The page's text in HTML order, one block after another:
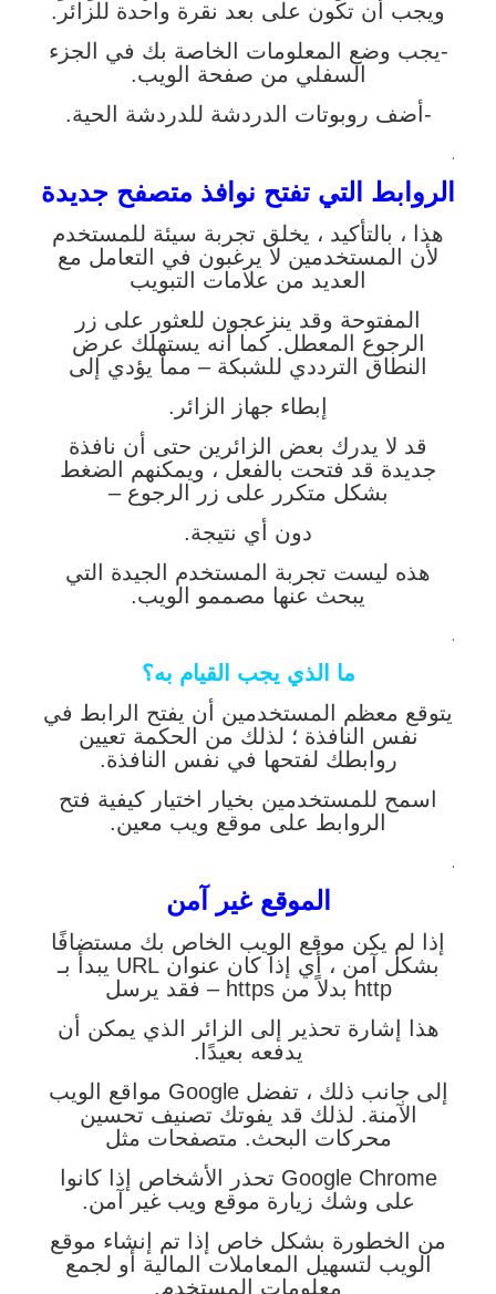
ويجب أن تكون على بعد نقرة واحدة للزائر.
-يجب وضع المعلومات الخاصة بك في الجزء
السفلي من صفحة الويب.
-أضف روبوتات الدردشة للدردشة الحية.
.
الروابط التي تفتح نوافذ متصفح جديدة
هذا ، بالتأكيد ، يخلق تجربة سيئة للمستخدم
لأن المستخدمين لا يرغبون في التعامل مع
العديد من علامات التبويب
المفتوحة وقد ينزعجون للعثور على زر
الرجوع المعطل. كما أنه يستهلك عرض
النطاق الترددي للشبكة – مما يؤدي إلى
إبطاء جهاز الزائر.
قد لا يدرك بعض الزائرين حتى أن نافذة
جديدة قد فتحت بالفعل ، ويمكنهم الضغط
بشكل متكرر على زر الرجوع –
دون أي نتيجة.
هذه ليست تجربة المستخدم الجيدة التي
يبحث عنها مصممو الويب.
.
ما الذي يجب القيام به؟
يتوقع معظم المستخدمين أن يفتح الرابط في
نفس النافذة ؛ لذلك من الحكمة تعيين
روابطك لفتحها في نفس النافذة.
اسمح للمستخدمين بخيار اختيار كيفية فتح
الروابط على موقع ويب معين.
.
الموقع غير آمن
إذا لم يكن موقع الويب الخاص بك مستضافًا
بشكل آمن ، أي إذا كان عنوان URL يبدأ بـ
http بدلاً من https – فقد يرسل
هذا إشارة تحذير إلى الزائر الذي يمكن أن
يدفعه بعيدًا.
إلى جانب ذلك ، تفضل Google مواقع الويب
الآمنة. لذلك قد يفوتك تصنيف تحسين
محركات البحث. متصفحات مثل
Google Chrome تحذر الأشخاص إذا كانوا
على وشك زيارة موقع ويب غير آمن.
من الخطورة بشكل خاص إذا تم إنشاء موقع
الويب لتسهيل المعاملات المالية أو لجمع
معلومات المستخدم.